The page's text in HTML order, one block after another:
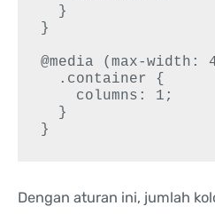
}
@media (max-width:
}
Dengan aturan ini, jumlah